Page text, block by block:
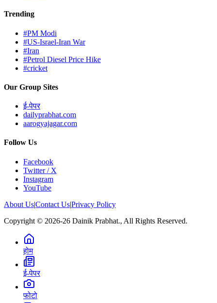
Trending
#PM Modi
#US-Israel-Iran War
#Iran
#Petrol Diesel Price Hike
#cricket
Our Group Sites
ई-पेपर
dailyprabhat.com
aarogyajagar.com
Follow Us
Facebook
Twitter / X
Instagram
YouTube
About Us|Contact Us|Privacy Policy
Copyright © 2026-26 Dainik Prabhat., All Rights Reserved.
होम
ई-पेपर
फोटो